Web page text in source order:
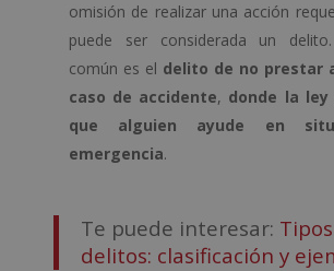
omisión de realizar una acción
puede ser considerada un
común es el delito de no prestar
caso de accidente, donde la
que alguien ayude en
emergencia.
Te puede interesar:
delitos: clasificación y